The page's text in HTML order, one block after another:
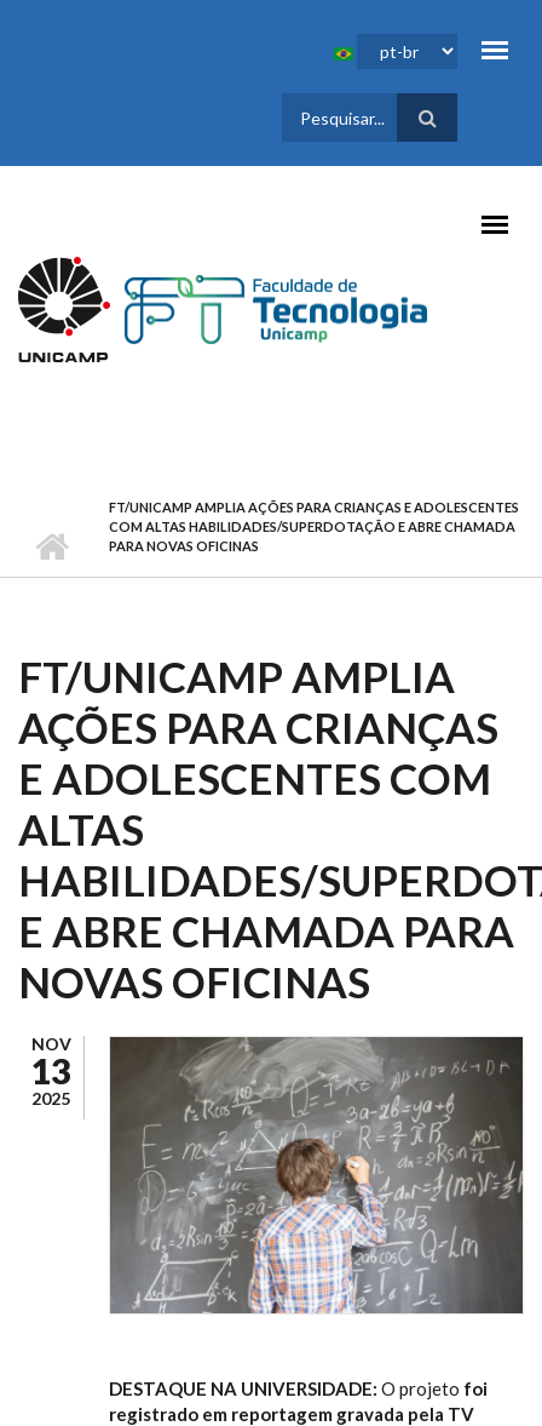
FORMULÁRIO
DE BUSCA
FT/UNICAMP AMPLIA AÇÕES PARA CRIANÇAS E ADOLESCENTES
COM ALTAS HABILIDADES/SUPERDOTAÇÃO E ABRE CHAMADA
PARA NOVAS OFICINAS
FT/UNICAMP AMPLIA
AÇÕES PARA CRIANÇAS
E ADOLESCENTES COM
ALTAS
HABILIDADES/
E ABRE CHAMADA PARA
NOVAS OFICINAS
NOV
13
2025
DESTAQUE NA UNIVERSIDADE: O projeto foi
registrado em reportagem gravada pela TV